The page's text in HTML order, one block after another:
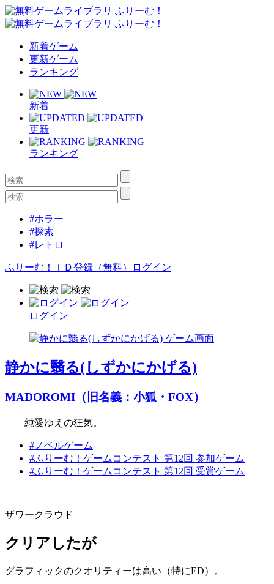
新着ゲーム
更新ゲーム
ランキング
新着
更新
ランキング
#ホラー
#探索
#レトロ
ふりーむ！ＩＤ登録（無料） ログイン
ログイン
静かに翳る(しずかにかげる)
MADOROMI（旧名義：小狐・FOX）
――純愛ゆえの狂気。
#ノベルゲーム
#ふりーむ！ゲームコンテスト 第12回 参加ゲーム
#ふりーむ！ゲームコンテスト 第12回 受賞ゲーム
ザワークラウド
クリアしたが
グラフィックのクオリティーは高い（特にED）。